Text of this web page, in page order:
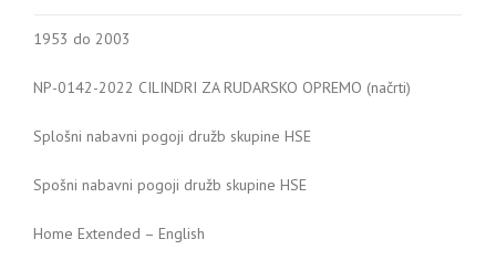
1953 do 2003
NP-0142-2022 CILINDRI ZA RUDARSKO OPREMO (načrti)
Splošni nabavni pogoji družb skupine HSE
Spošni nabavni pogoji družb skupine HSE
Home Extended – English